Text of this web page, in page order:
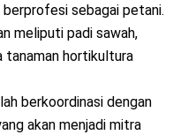
sebagai petani.
meliputi padi sawah,
tanaman hortikultura
berkoordinasi dengan
akan menjadi mitra